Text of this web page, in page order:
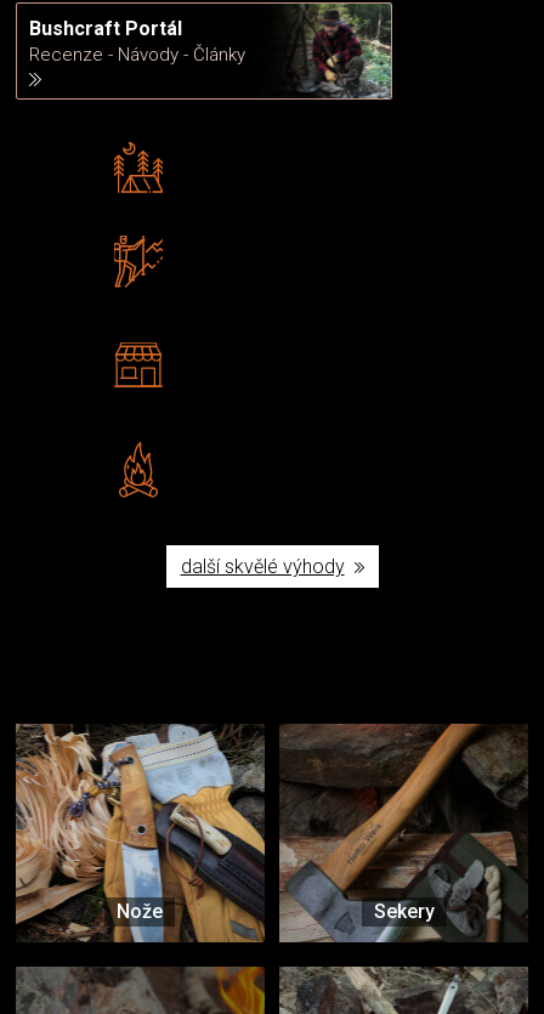
Bushcraft Portál
Recenze - Návody - Články
další skvělé výhody
Nože Sekery